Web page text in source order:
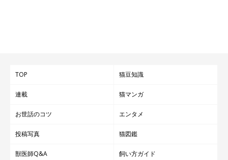
TOP 猫豆知識
連載 猫マンガ
お世話のコツ エンタメ
投稿写真 猫図鑑
獣医師Q&A 飼い方ガイド